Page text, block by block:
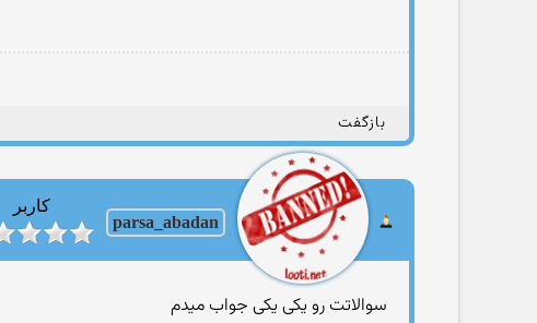
بازگفت
parsa_abadan
کاربر
سوالاتت رو یکی‌ یکی‌ جواب میدم